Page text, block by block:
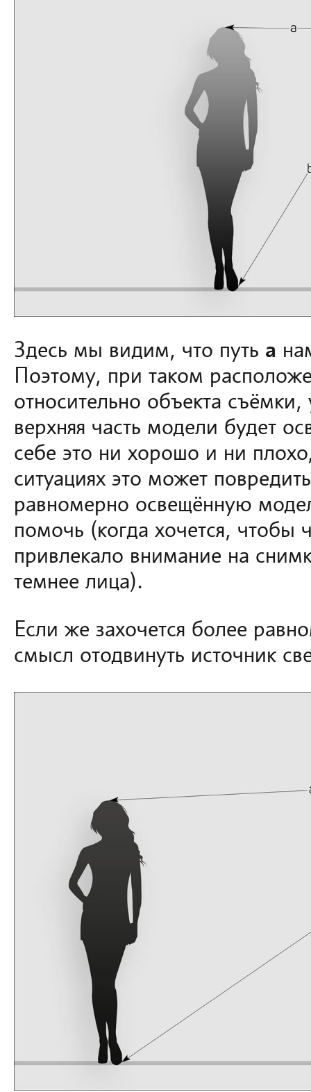
Здесь мы видим, что путь a
Поэтому, при таком
относительно объекта съёмки,
верхняя часть модели будет
себе это ни хорошо и ни
ситуациях это может
равномерно освещённую
помочь (когда хочется, чтобы
привлекало внимание на
темнее лица).
Если же захочется более
смысл отодвинуть источник